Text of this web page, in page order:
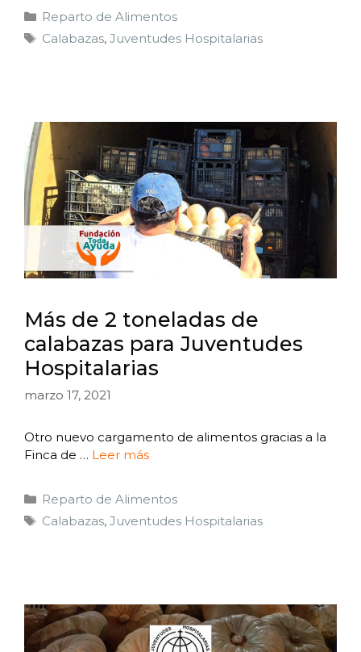
Reparto de Alimentos
Calabazas, Juventudes Hospitalarias
Más de 2 toneladas de
calabazas para Juventudes
Hospitalarias
marzo 17, 2021
Otro nuevo cargamento de alimentos gracias a la
Finca de … Leer más
Reparto de Alimentos
Calabazas, Juventudes Hospitalarias